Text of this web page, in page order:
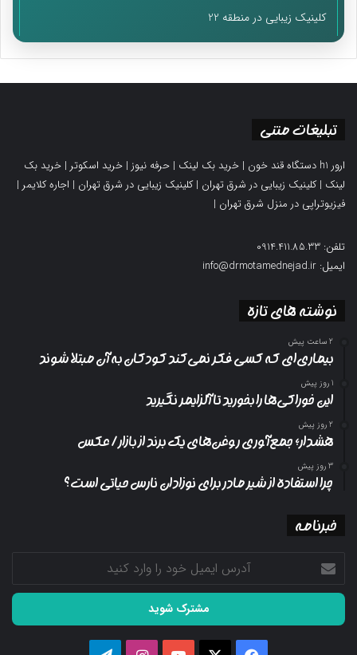
کلینیک زیبایی در منطقه 22
تبلیغات متنی
ارور h1 دستگاه قند خون | خرید بک لینک | حرفه نیوز | خرید اسکوتر | خرید بک
لینک |کلینیک زیبایی در شرق تهران |کلینیک زیبایی در شرق تهران | اجاره کلایمر |
فیزیوتراپی در منزل شرق تهران |
تلفن: 0914.411.85.33
ایمیل: info@drmotamednejad.ir
نوشته های تازه
2 ساعت پیش
بیماری‌ای که کسی فکر نمی‌کند کودکان به آن مبتلا شوند
1 روز پیش
این خوراکی‌ها را بخورید تا آلزایمر نگیرید
2 روز پیش
هشدار؛ جمع‌آوری روغن‌های یک برند از بازار/ عکس
3 روز پیش
چرا استفاده از شیر مادر برای نوزادان نارس حیاتی است؟
خبرنامه
آدرس
ایمیل
خود
وارد